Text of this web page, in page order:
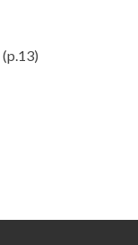
(p.13)